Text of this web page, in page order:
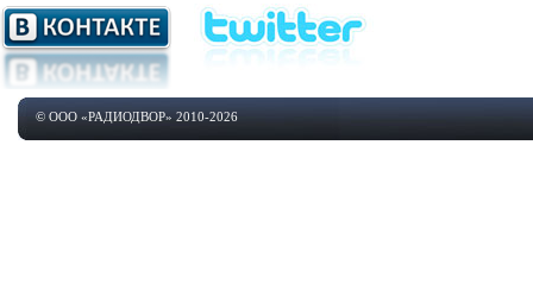
© ООО «РАДИОДВОР» 2010-2026